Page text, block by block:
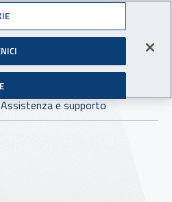
Lavoro
- Apertura in nuova finestra
- Apertura in nuova finestra
- Sito esterno - Apertura in
Linkedin - Sito esterno -
Youtube - Sito esterno -
Tiktok - SitoSpreaker -
Assistenza e supporto